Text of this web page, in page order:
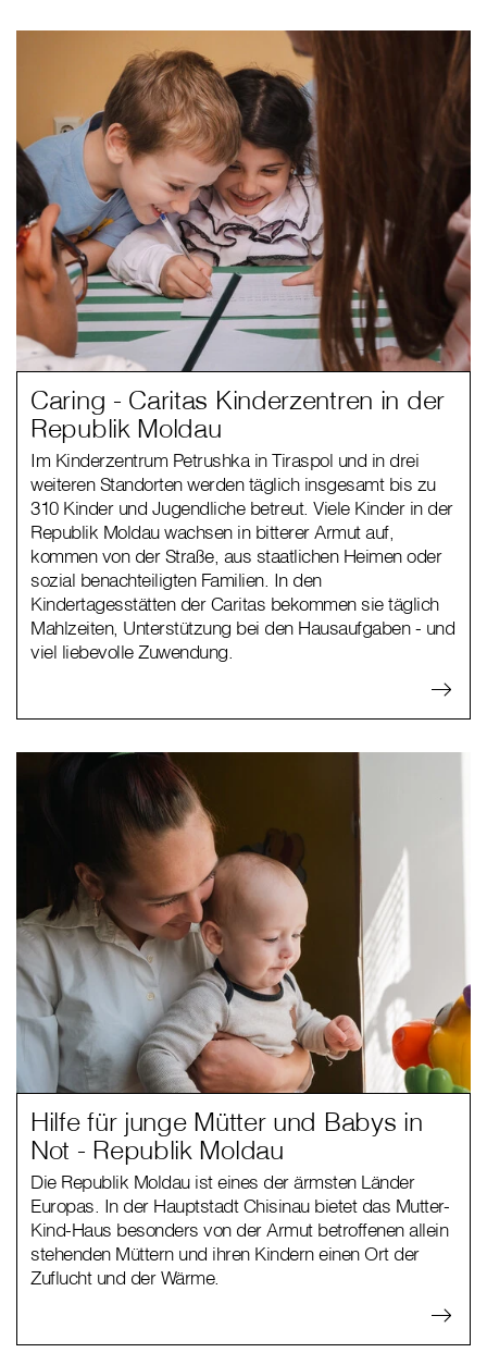
Caring - Caritas Kinderzentren in der
Republik Moldau
Im Kinderzentrum Petrushka in Tiraspol und in drei
weiteren Standorten werden täglich insgesamt bis zu
310 Kinder und Jugendliche betreut. Viele Kinder in der
Republik Moldau wachsen in bitterer Armut auf,
kommen von der Straße, aus staatlichen Heimen oder
sozial benachteiligten Familien. In den
Kindertagesstätten der Caritas bekommen sie täglich
Mahlzeiten, Unterstützung bei den Hausaufgaben - und
viel liebevolle Zuwendung.
Hilfe für junge Mütter und Babys in
Not - Republik Moldau
Die Republik Moldau ist eines der ärmsten Länder
Europas. In der Hauptstadt Chisinau bietet das Mutter-
Kind-Haus besonders von der Armut betroffenen allein
stehenden Müttern und ihren Kindern einen Ort der
Zuflucht und der Wärme.